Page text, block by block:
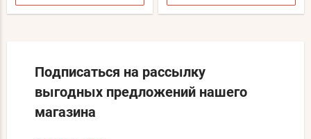
Подписаться на рассылку
выгодных предложений нашего
магазина